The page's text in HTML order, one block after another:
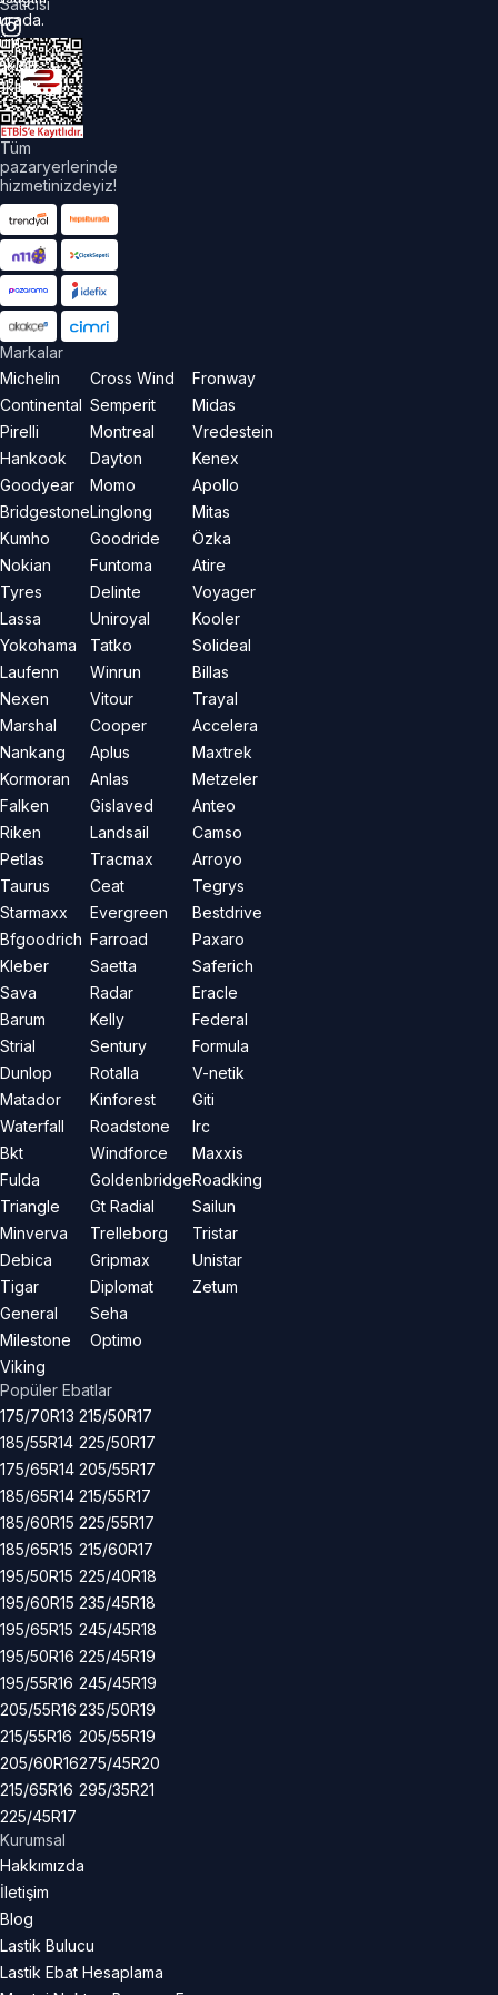
Satıcısı
Tüm
pazaryerlerinde
hizmetinizdeyiz!
Markalar
Michelin
Continental
Pirelli
Hankook
Goodyear
Bridgestone
Kumho
Nokian
Tyres
Lassa
Yokohama
Laufenn
Nexen
Marshal
Nankang
Kormoran
Falken
Riken
Petlas
Taurus
Starmaxx
Bfgoodrich
Kleber
Sava
Barum
Strial
Dunlop
Matador
Waterfall
Bkt
Fulda
Triangle
Minverva
Debica
Tigar
General
Milestone
Viking
Cross Wind
Semperit
Montreal
Dayton
Momo
Linglong
Goodride
Funtoma
Delinte
Uniroyal
Tatko
Winrun
Vitour
Cooper
Aplus
Anlas
Gislaved
Landsail
Tracmax
Ceat
Evergreen
Farroad
Saetta
Radar
Kelly
Sentury
Rotalla
Kinforest
Roadstone
Windforce
Goldenbridge
Gt Radial
Trelleborg
Gripmax
Diplomat
Seha
Optimo
Fronway
Midas
Vredestein
Kenex
Apollo
Mitas
Özka
Atire
Voyager
Kooler
Solideal
Billas
Trayal
Accelera
Maxtrek
Metzeler
Anteo
Camso
Arroyo
Tegrys
Bestdrive
Paxaro
Saferich
Eracle
Federal
Formula
V-netik
Giti
Irc
Maxxis
Roadking
Sailun
Tristar
Unistar
Zetum
Popüler Ebatlar
175/70R13
185/55R14
175/65R14
185/65R14
185/60R15
185/65R15
195/50R15
195/60R15
195/65R15
195/50R16
195/55R16
205/55R16
215/55R16
205/60R16
215/65R16
225/45R17
215/50R17
225/50R17
205/55R17
215/55R17
225/55R17
215/60R17
225/40R18
235/45R18
245/45R18
225/45R19
245/45R19
235/50R19
205/55R19
275/45R20
295/35R21
Kurumsal
Hakkımızda
İletişim
Blog
Lastik Bulucu
Lastik Ebat Hesaplama